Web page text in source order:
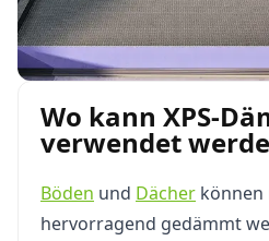
Wo kann XPS-
verwendet
Böden und Dächer können
hervorragend gedämmt